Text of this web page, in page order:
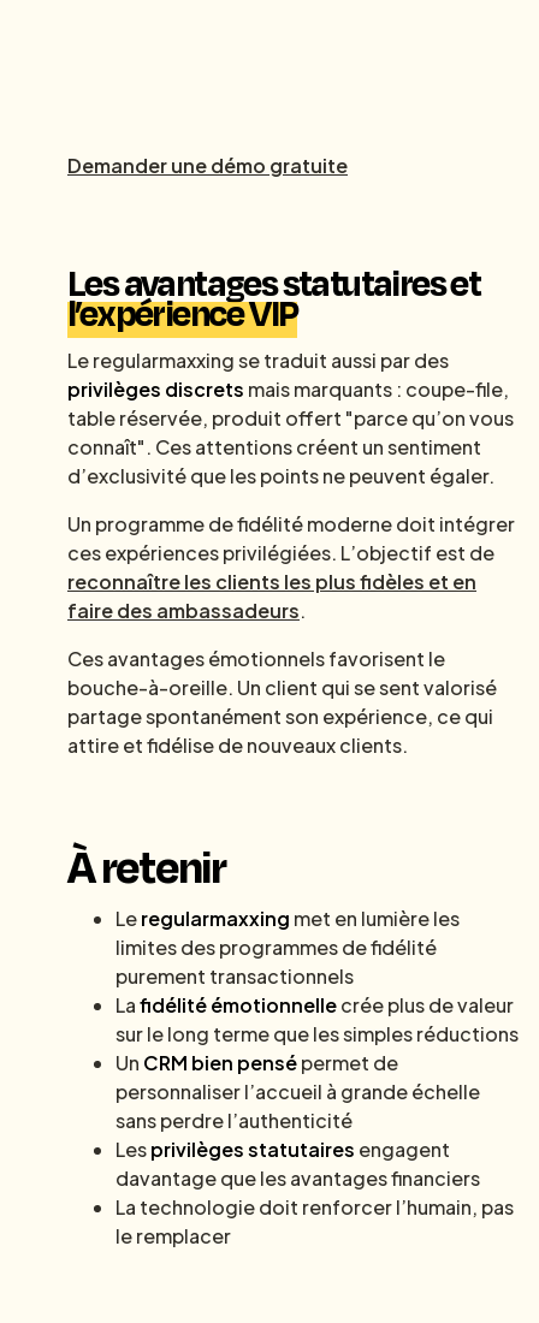
Demander une démo gratuite
Les avantages statutaires et
l’expérience VIP
Le regularmaxxing se traduit aussi par des
privilèges discrets mais marquants : coupe-file,
table réservée, produit offert "parce qu’on vous
connaît". Ces attentions créent un sentiment
d’exclusivité que les points ne peuvent égaler.
Un programme de fidélité moderne doit intégrer
ces expériences privilégiées. L’objectif est de
reconnaître les clients les plus fidèles et en
faire des ambassadeurs.
Ces avantages émotionnels favorisent le
bouche-à-oreille. Un client qui se sent valorisé
partage spontanément son expérience, ce qui
attire et fidélise de nouveaux clients.
À retenir
Leregularmaxxing met en lumière les
limites des programmes de fidélité
purement transactionnels
Lafidélité émotionnellecrée plus de valeur
sur le long terme que les simples réductions
Un CRM bien pensépermet de
personnaliser l’accueil à grande échelle
sans perdre l’authenticité
Lesprivilèges statutaires engagent
davantage que les avantages financiers
La technologie doit renforcer l’humain, pas
le remplacer